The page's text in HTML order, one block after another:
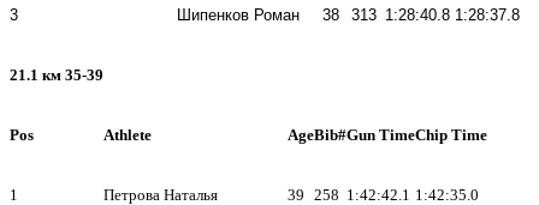
3 Шипенков Роман 38 313 1:28:40.8 1:28:37.8
21.1 км 35-39
Pos Athlete AgeBib#Gun TimeChip Time
1 Петрова Наталья 39 258 1:42:42.1 1:42:35.0